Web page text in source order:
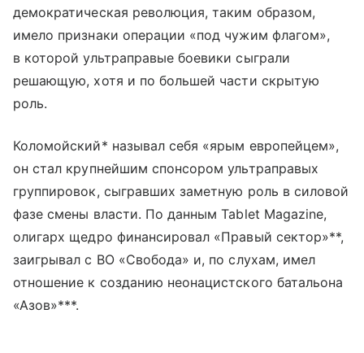
демократическая революция, таким образом,
имело признаки операции «под чужим флагом»,
в которой ультраправые боевики сыграли
решающую, хотя и по большей части скрытую
роль.
Коломойский* называл себя «ярым европейцем»,
он стал крупнейшим спонсором ультраправых
группировок, сыгравших заметную роль в силовой
фазе смены власти. По данным Tablet Magazine,
олигарх щедро финансировал «Правый сектор»**,
заигрывал с ВО «Свобода» и, по слухам, имел
отношение к созданию неонацистского батальона
«Азов»***.